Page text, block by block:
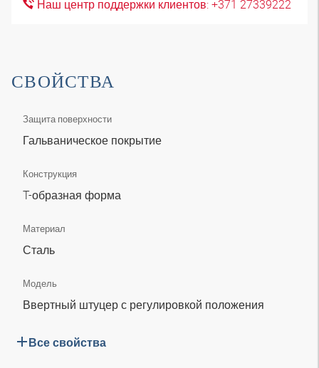
Наш центр поддержки клиентов: +371 27339222
СВОЙСТВА
Защита поверхности
Гальваническое покрытие
Конструкция
T-образная форма
Материал
Сталь
Модель
Ввертный штуцер с регулировкой положения
Все свойства